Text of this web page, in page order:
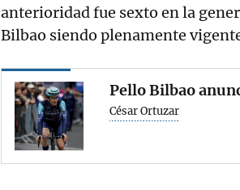
anterioridad fue sexto en la
Bilbao siendo plenamente
Pello Bilbao
César Ortuzar